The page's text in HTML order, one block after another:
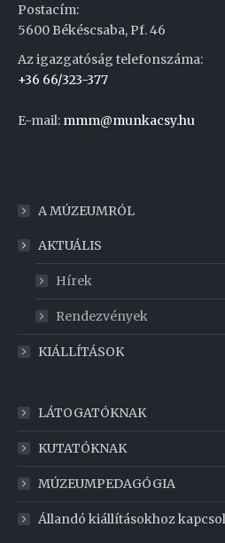
Postacím:
5600 Békéscsaba, Pf. 46
Az igazgatóság telefonszáma:
+36 66/323-377
E-mail: mmm@munkacsy.hu
A MÚZEUMRÓL
AKTUÁLIS
Hírek
Rendezvények
KIÁLLÍTÁSOK
LÁTOGATÓKNAK
KUTATÓKNAK
MÚZEUMPEDAGÓGIA
Állandó kiállításokhoz